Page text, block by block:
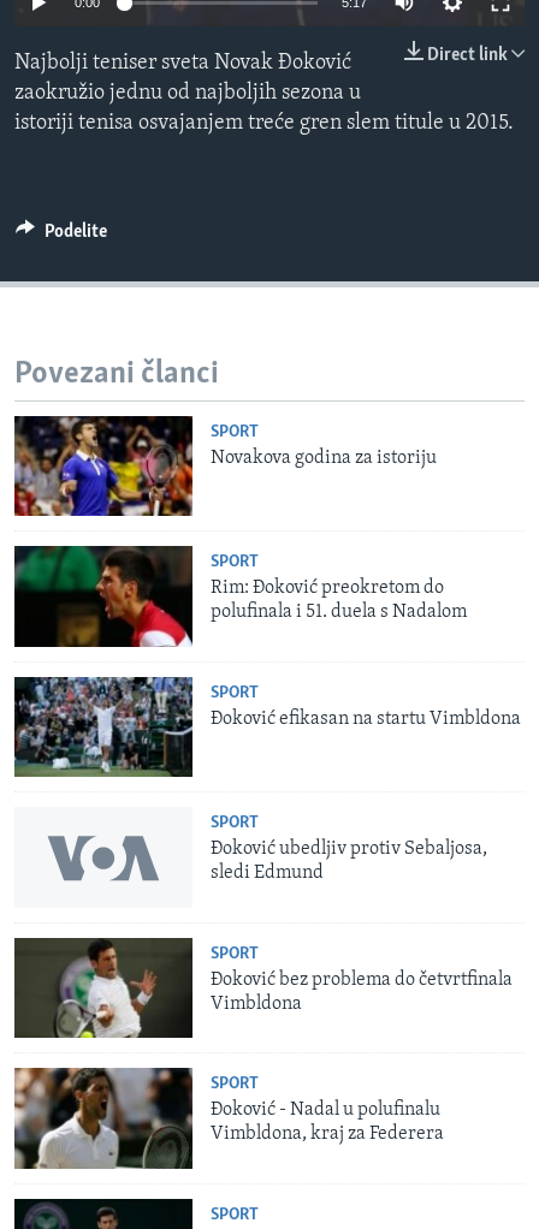
INTERVJU
Direct link
Najbolji teniser sveta Novak Đoković
zaokružio jednu od najboljih sezona u
istoriji tenisa osvajanjem treće gren slem titule u 2015.
Podelite
Povezani članci
SPORT
Novakova godina za istoriju
SPORT
Rim: Đoković preokretom do
polufinala i 51. duela s Nadalom
SPORT
Đoković efikasan na startu Vimbldona
SPORT
Đoković ubedljiv protiv Sebaljosa,
sledi Edmund
SPORT
Đoković bez problema do četvrtfinala
Vimbldona
SPORT
Đoković - Nadal u polufinalu
Vimbldona, kraj za Federera
SPORT